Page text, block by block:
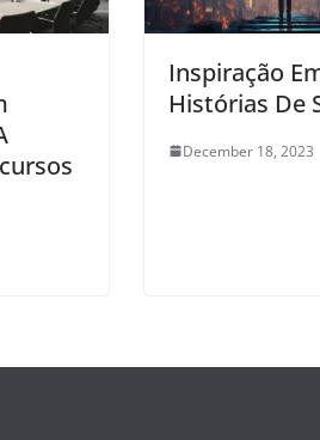
Inspiração
Histórias De
December 18, 2023